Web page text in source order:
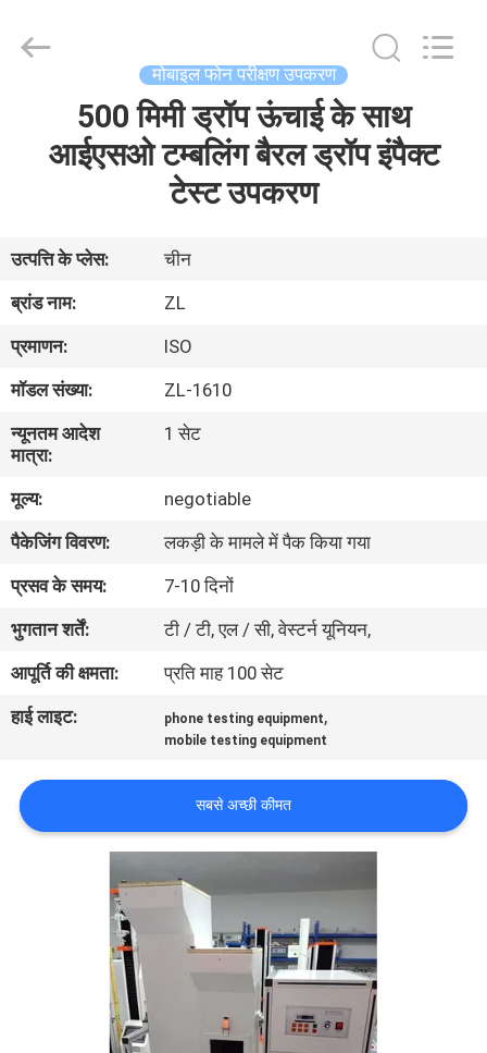
वीडियो
बारे
में
कारखाना
भ्रमण
गुणवत्ता
नियंत्रण
संपर्क
करें
समाचार
Technology
मोबाइल फोन परीक्षण उपकरण
500 मिमी ड्रॉप ऊंचाई के साथ
आईएसओ टम्बलिंग बैरल ड्रॉप इंपैक्ट
टेस्ट उपकरण
उत्पत्ति के प्लेस:
चीन
ब्रांड नाम:
ZL
प्रमाणन:
ISO
मॉडल संख्या:
ZL-1610
न्यूनतम आदेश
मात्रा:
1 सेट
मूल्य:
negotiable
पैकेजिंग विवरण:
लकड़ी के मामले में पैक किया गया
प्रसव के समय:
7-10 दिनों
भुगतान शर्तें:
टी / टी, एल / सी, वेस्टर्न यूनियन,
आपूर्ति की क्षमता:
प्रति माह 100 सेट
हाई लाइट:
phone testing equipment,
mobile testing equipment
सबसे अच्छी कीमत